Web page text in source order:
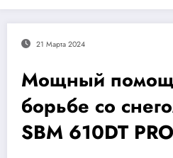
21 Марта 2024
Мощный
борьбе со
SBM 610DT PRO